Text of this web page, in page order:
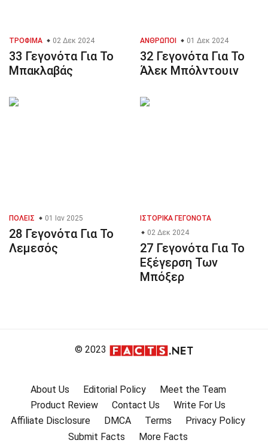
ΤΡΌΦΙΜΑ 02 Δεκ 2024
33 Γεγονότα Για Το
Μπακλαβάς
ΆΝΘΡΩΠΟΙ 01 Δεκ 2024
32 Γεγονότα Για Το
Άλεκ Μπόλντουιν
ΠΌΛΕΙΣ 01 Ιαν 2025
28 Γεγονότα Για Το
Λεμεσός
ΙΣΤΟΡΙΚΆ ΓΕΓΟΝΌΤΑ
02 Δεκ 2024
27 Γεγονότα Για Το
Εξέγερση Των
Μπόξερ
© 2023
About Us Editorial Policy
Meet the Team
Product Review
Contact Us
Write For Us
Affiliate Disclosure
DMCA Terms
Privacy Policy
Submit Facts
More Facts